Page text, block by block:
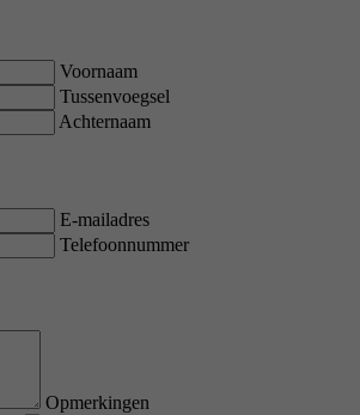
Voornaam
Tussenvoegsel
Achternaam
E-mailadres
Telefoonnummer
Opmerkingen